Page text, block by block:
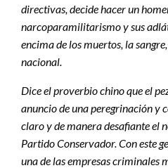
directivas, decide hacer un
narcoparamilitarismo y sus
encima de los muertos, la
nacional.
Dice el proverbio chino que el
anuncio de una peregrinación y
claro y de manera desafiante el
Partido Conservador. Con este
una de las empresas criminales